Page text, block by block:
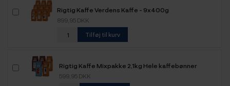
Rigtig Kaffe Verdens Kaffe - 9x400g
899,95 DKK
Tilføj til kurv
Rigtig Kaffe Mixpakke 2,1kg Hele kaffebønner
599,95 DKK